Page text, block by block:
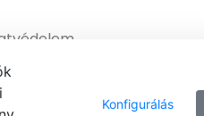
Konfigurálás